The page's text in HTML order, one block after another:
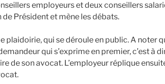
employeurs et deux conseillers
Président et mène les débats.
plaidoirie, qui se déroule en public. A noter
qui s’exprime en premier, c’est à
de son avocat. L’employeur réplique